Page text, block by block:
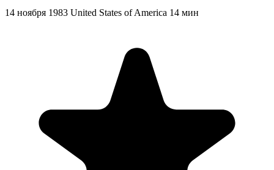
14 ноября 1983 United States of America 14 мин